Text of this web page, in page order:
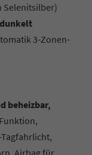
Selenitsilber)
3-Zonen-
beheizbar,
Airbag für